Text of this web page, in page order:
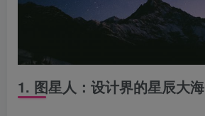
1. 图星人：设计界的星辰大海